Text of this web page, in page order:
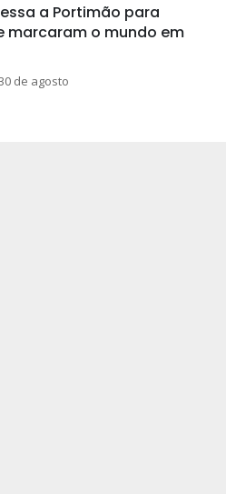
a Portimão para
marcaram o mundo em
de agosto